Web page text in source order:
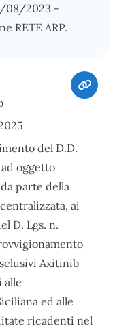
08/2023 -
RETE ARP.
del D.D.
oggetto
parte della
ai
D. Lgs. n.
Axitinib
alle
ed alle
ricadenti nel